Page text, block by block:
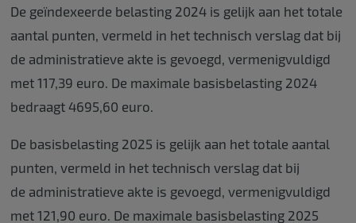
De geïndexeerde belasting 2024 is gelijk aan het totale
aantal punten, vermeld in het technisch verslag dat bij
de administratieve akte is gevoegd, vermenigvuldigd
met 117,39 euro. De maximale basisbelasting 2024
bedraagt 4695,60 euro.
De basisbelasting 2025 is gelijk aan het totale aantal
punten, vermeld in het technisch verslag dat bij
de administratieve akte is gevoegd, vermenigvuldigd
met 121,90 euro. De maximale basisbelasting 2025